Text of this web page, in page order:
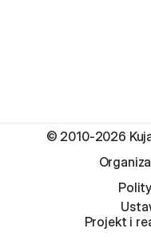
© 2010-2026
Projekt i